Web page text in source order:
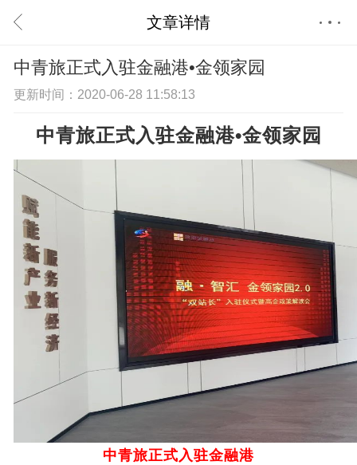
文章详情
中青旅正式入驻金融港•金领家园
更新时间：2020-06-28 11:58:13
中青旅正式入驻金融港•金领家园
中青旅正式入驻金融港